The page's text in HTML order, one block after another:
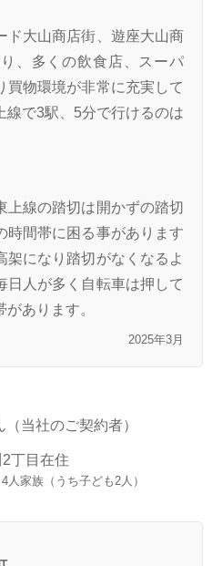
ド大山商店街、遊座大山商
、多くの飲食店、スーパ
買物環境が非常に充実して
線で3駅、5分で行けるのは
上線の踏切は開かずの踏切
時間帯に困る事があります
架になり踏切がなくなるよ
日人が多く自転車は押して
あります。
2025年3月
（当社のご契約者）
丁目在住
人家族（うち子ども2人）